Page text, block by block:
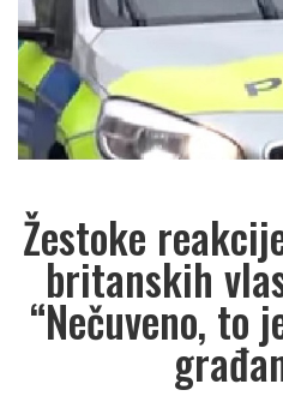
Žestoke
britanskih
“Nečuveno, to